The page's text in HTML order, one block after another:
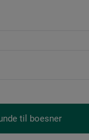
til boesner